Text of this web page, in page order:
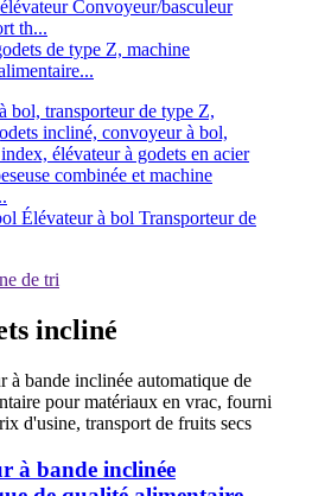
de type Z, machine
Élévateur à bol Transporteur de
incliné
à bande inclinée